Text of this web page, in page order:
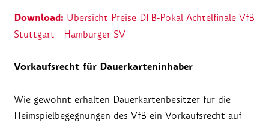
Download: Übersicht Preise DFB-Pokal Achtelfinale VfB
Stuttgart - Hamburger SV
Vorkaufsrecht für Dauerkarteninhaber
Wie gewohnt erhalten Dauerkartenbesitzer für die
Heimspielbegegnungen des VfB ein Vorkaufsrecht auf